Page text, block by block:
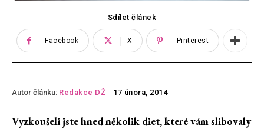
Sdílet článek
Facebook X Pinterest
Autor článku: Redakce DŽ 17 února, 2014
Vyzkoušeli jste hned několik diet, které vám slibovaly